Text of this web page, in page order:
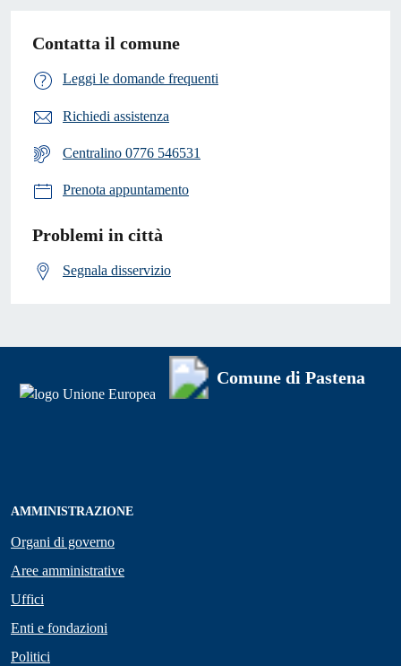
Contatta il comune
Leggi le domande frequenti
Richiedi assistenza
Centralino 0776 546531
Prenota appuntamento
Problemi in città
Segnala disservizio
Comune di Pastena
AMMINISTRAZIONE
Organi di governo
Aree amministrative
Uffici
Enti e fondazioni
Politici